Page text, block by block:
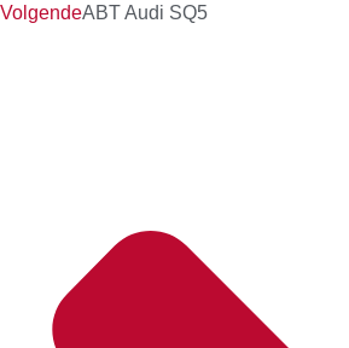
VolgendeABT Audi SQ5